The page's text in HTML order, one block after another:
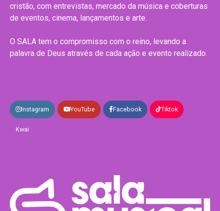
cristão, com entrevistas, mercado da música e coberturas
de eventos, cinema, lançamentos e arte.
O SALA tem o compromisso com o reino, levando a
palavra de Deus através de cada ação e evento realizado.
Instagram YouTube Facebook Tiktok
Kwai